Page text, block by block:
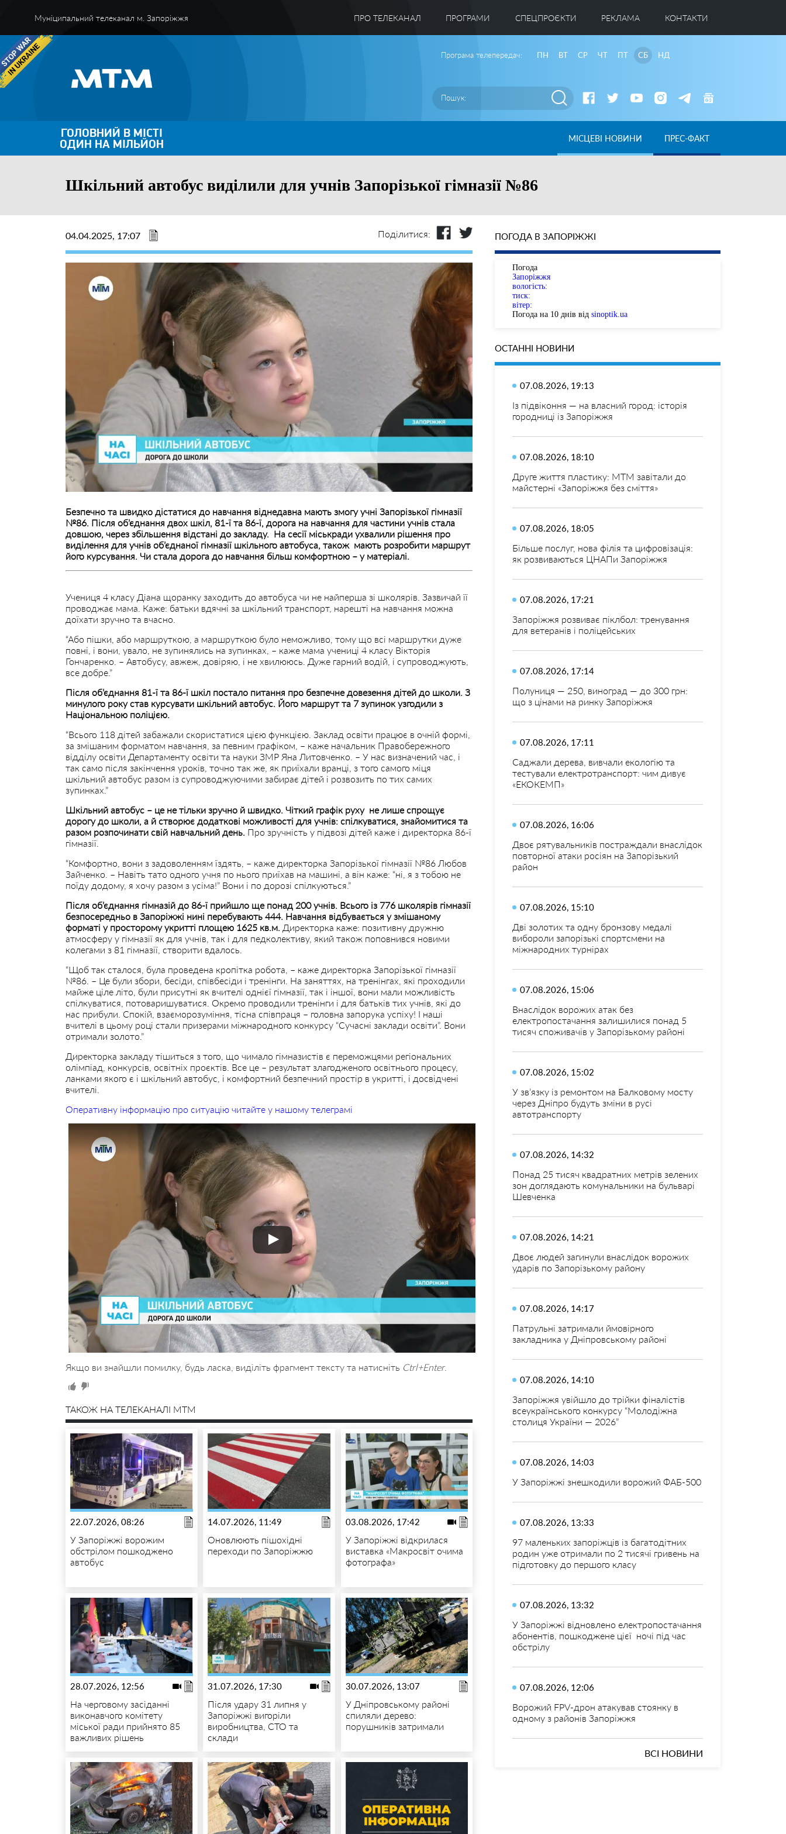
Муніципальний телеканал м. Запоріжжя ПРО ТЕЛЕКАНАЛ ПРОГРАМИ CПЕЦПРОЄКТИ РЕКЛАМА КОНТАКТИ
Програма телепередач: ПН ВТ СР ЧТ ПТ СБ НД
ГОЛОВНИЙ В МІСТІ
ОДИН НА МІЛЬЙОН МІСЦЕВІ НОВИНИ ПРЕС-ФАКТ
Шкільний автобус виділили для учнів Запорізької гімназії №86
04.04.2025, 17:07 Поділитися:
Безпечно та швидко дістатися до навчання віднедавна мають змогу учні Запорізької гімназії
№86. Після об’єднання двох шкіл, 81-ї та 86-ї, дорога на навчання для частини учнів стала
довшою, через збільшення відстані до закладу. На сесії міськради ухвалили рішення про
виділення для учнів об’єднаної гімназії шкільного автобуса, також мають розробити маршрут
його курсування. Чи стала дорога до навчання більш комфортною – у матеріалі.
Учениця 4 класу Діана щоранку заходить до автобуса чи не найперша зі школярів. Зазвичай її
проводжає мама. Каже: батьки вдячні за шкільний транспорт, нарешті на навчання можна
доїхати зручно та вчасно.
“Або пішки, або маршруткою, а маршруткою було неможливо, тому що всі маршрутки дуже
повні, і вони, увало, не зупинялись на зупинках, – каже мама учениці 4 класу Вікторія
Гончаренко. – Автобусу, авжеж, довіряю, і не хвилююсь. Дуже гарний водій, і супроводжують,
все добре.”
Після об’єднання 81-ї та 86-ї шкіл постало питання про безпечне довезення дітей до школи. З
минулого року став курсувати шкільний автобус. Його маршрут та 7 зупинок узгодили з
Національною поліцією.
“Всього 118 дітей забажали скористатися цією функцією. Заклад освіти працює в очній формі,
за змішаним форматом навчання, за певним графіком, – каже начальник Правобережного
відділу освіти Департаменту освіти та науки ЗМР Яна Литовченко. – У нас визначений час, і
так само після закінчення уроків, точно так же, як приїхали вранці, з того самого міця
шкільний автобус разом із супроводжуючими забирає дітей і розвозить по тих самих
зупинках.”
Шкільний автобус – це не тільки зручно й швидко. Чіткий графік руху не лише спрощує
дорогу до школи, а й створює додаткові можливості для учнів: спілкуватися, знайомитися та
разом розпочинати свій навчальний день. Про зручність у підвозі дітей каже і директорка 86-ї
гімназії.
“Комфортно, вони з задоволенням їздять, – каже директорка Запорізької гімназії №86 Любов
Зайченко. – Навіть тато одного учня по нього приїхав на машині, а він каже: “ні, я з тобою не
поїду додому, я хочу разом з усіма!” Вони і по дорозі спілкуються.”
Після об’єднання гімназій до 86-ї прийшло ще понад 200 учнів. Всього із 776 школярів гімназії
безпосередньо в Запоріжжі нині перебувають 444. Навчання відбувається у змішаному
форматі у просторому укритті площею 1625 кв.м. Директорка каже: позитивну дружню
атмосферу у гімназії як для учнів, так і для педколективу, який також поповнився новими
колегами з 81 гімназії, створити вдалось.
“Щоб так сталося, була проведена кропітка робота, – каже директорка Запорізької гімназії
№86. – Це були збори, бесіди, співбесіди і тренінги. На заняттях, на тренінгах, які проходили
майже ціле літо, були присутні як вчителі однієї гімназії, так і іншої, вони мали можливість
спілкуватися, потоваришуватися. Окремо проводили тренінги і для батьків тих учнів, які до
нас прибули. Спокій, взаєморозуміння, тісна співпраця – головна запорука успіху! І наші
вчителі в цьому році стали призерами міжнародного конкурсу “Сучасні заклади освіти”. Вони
отримали золото.”
Директорка закладу тішиться з того, що чимало гімназистів є переможцями регіональних
олімпіад, конкурсів, освітніх проєктів. Все це – результат злагодженого освітнього процесу,
ланками якого є і шкільний автобус, і комфортний безпечний простір в укритті, і досвідчені
вчителі.
Оперативну інформацію про ситуацію читайте у нашому телеграмі
Якщо ви знайшли помилку, будь ласка, виділіть фрагмент тексту та натисніть Ctrl+Enter.
ТАКОЖ НА ТЕЛЕКАНАЛІ MTM
22.07.2026, 08:26
У Запоріжжі ворожим
обстрілом пошкоджено
автобус
14.07.2026, 11:49
Оновлюють пішохідні
переходи по Запоріжжю
03.08.2026, 17:42
У Запоріжжі відкрилася
виставка «Макросвіт очима
фотографа»
28.07.2026, 12:56
На черговому засіданні
виконавчого комітету
міської ради прийнято 85
важливих рішень
31.07.2026, 17:30
Після удару 31 липня у
Запоріжжі вигоріли
виробництва, СТО та
склади
30.07.2026, 13:07
У Дніпровському районі
спиляли дерево:
порушників затримали
ПОГОДА В ЗАПОРІЖЖІ
Погода
Запоріжжя
вологість:
тиск:
вітер:
Погода на 10 днів від sinoptik.ua
ОСТАННІ НОВИНИ
07.08.2026, 19:13
Із підвіконня — на власний город: історія
городниці із Запоріжжя
07.08.2026, 18:10
Друге життя пластику: МТМ завітали до
майстерні «Запоріжжя без сміття»
07.08.2026, 18:05
Більше послуг, нова філія та цифровізація:
як розвиваються ЦНАПи Запоріжжя
07.08.2026, 17:21
Запоріжжя розвиває піклбол: тренування
для ветеранів і поліцейських
07.08.2026, 17:14
Полуниця — 250, виноград — до 300 грн:
що з цінами на ринку Запоріжжя
07.08.2026, 17:11
Саджали дерева, вивчали екологію та
тестували електротранспорт: чим дивує
«ЕКОКЕМП»
07.08.2026, 16:06
Двоє рятувальників постраждали внаслідок
повторної атаки росіян на Запорізький
район
07.08.2026, 15:10
Дві золотих та одну бронзову медалі
вибороли запорізькі спортсмени на
міжнародних турнірах
07.08.2026, 15:06
Внаслідок ворожих атак без
електропостачання залишилися понад 5
тисяч споживачів у Запорізькому районі
07.08.2026, 15:02
У зв’язку із ремонтом на Балковому мосту
через Дніпро будуть зміни в русі
автотранспорту
07.08.2026, 14:32
Понад 25 тисяч квадратних метрів зелених
зон доглядають комунальники на бульварі
Шевченка
07.08.2026, 14:21
Двоє людей загинули внаслідок ворожих
ударів по Запорізькому району
07.08.2026, 14:17
Патрульні затримали ймовірного
закладника у Дніпровському районі
07.08.2026, 14:10
Запоріжжя увійшло до трійки фіналістів
всеукраїнського конкурсу “Молодіжна
столиця України — 2026”
07.08.2026, 14:03
У Запоріжжі знешкодили ворожий ФАБ-500
07.08.2026, 13:33
97 маленьких запоріжців із багатодітних
родин уже отримали по 2 тисячі гривень на
підготовку до першого класу
07.08.2026, 13:32
У Запоріжжі відновлено електропостачання
абонентів, пошкоджене цієї ночі під час
обстрілу
07.08.2026, 12:06
Ворожий FPV-дрон атакував стоянку в
одному з районів Запоріжжя
ВСІ НОВИНИ